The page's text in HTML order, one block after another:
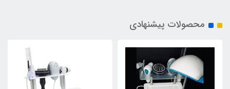
محصولات پیشنهادی